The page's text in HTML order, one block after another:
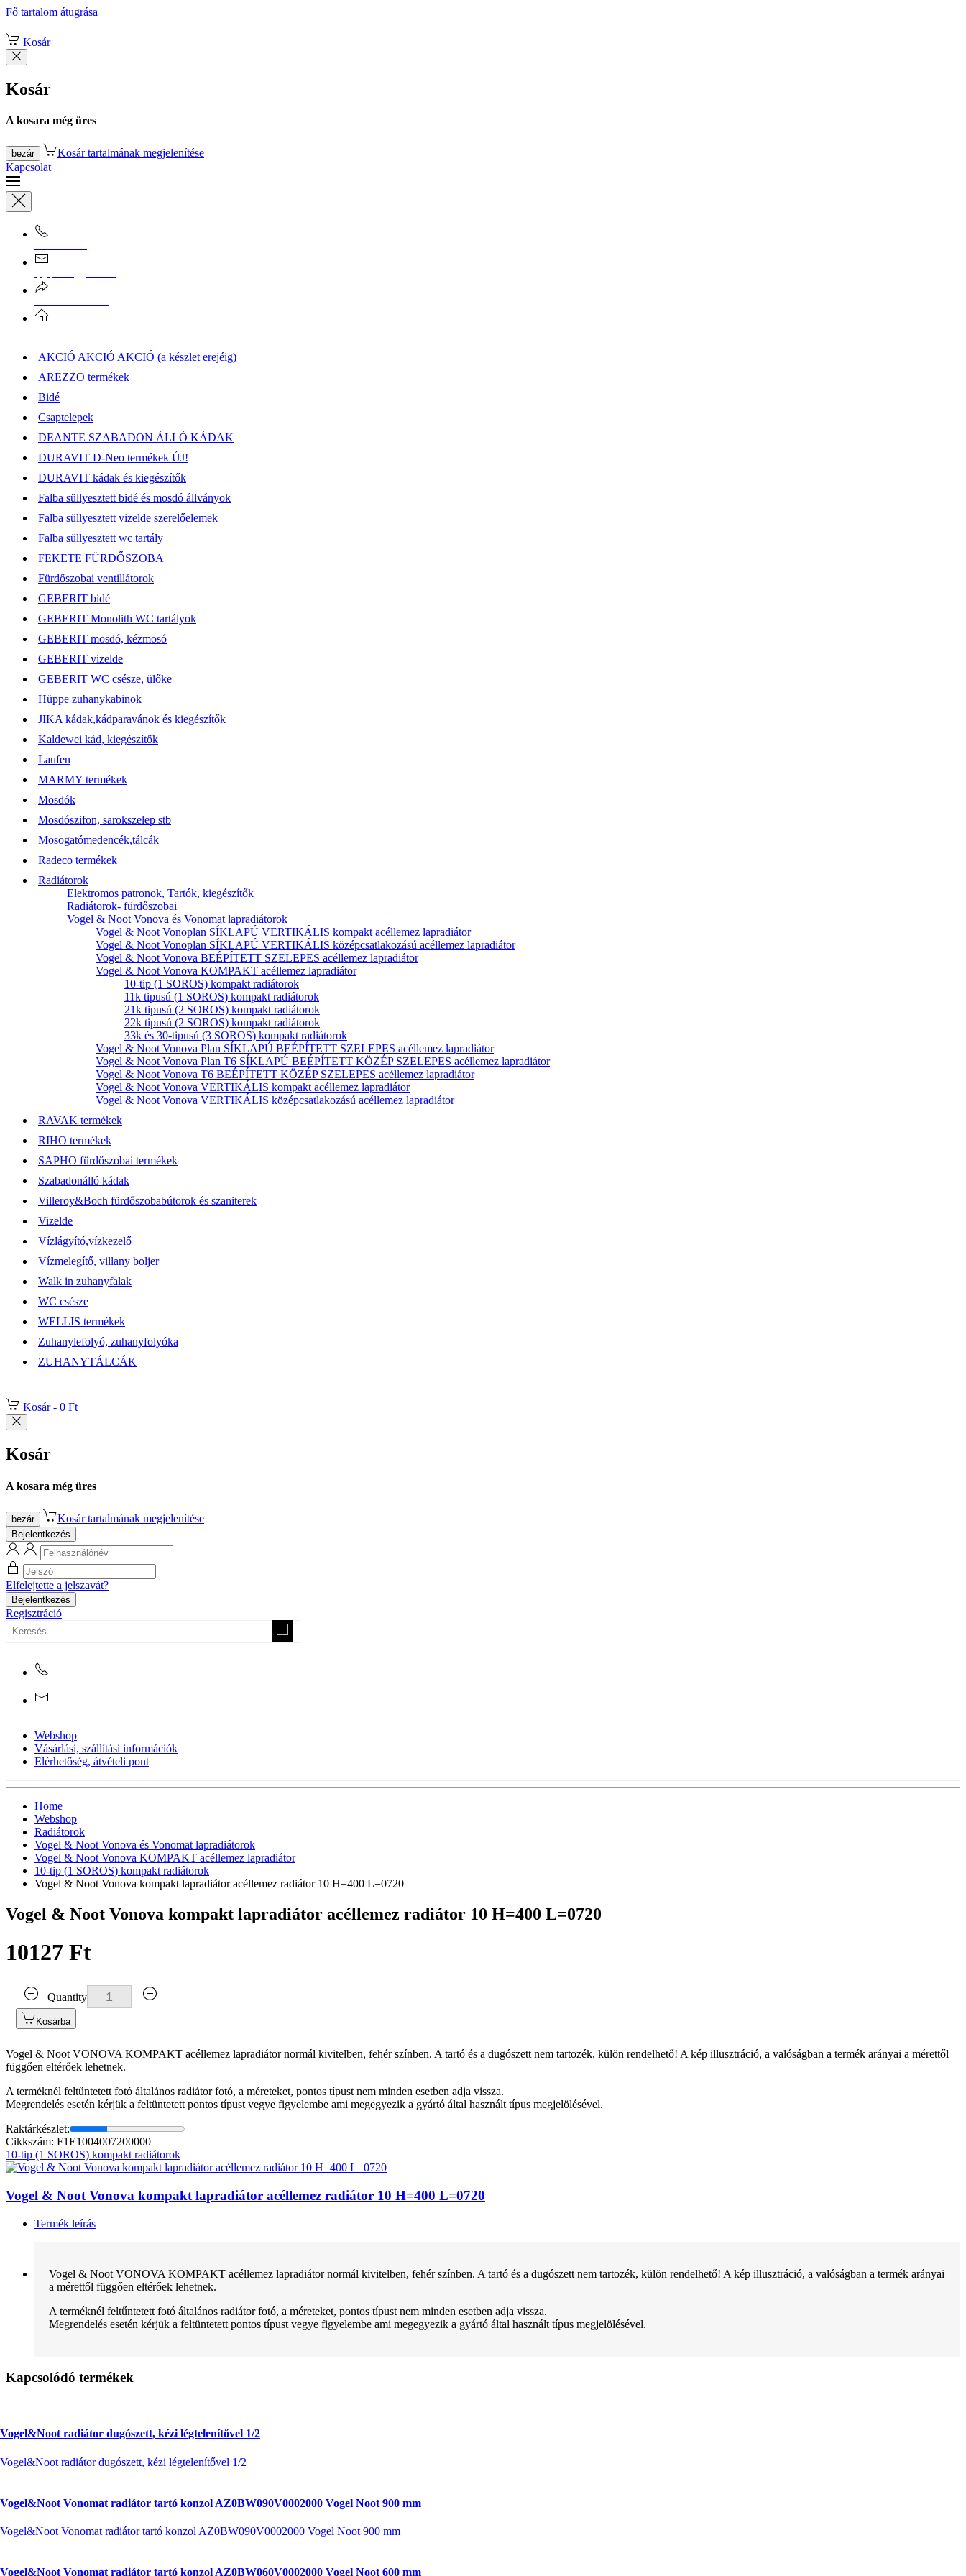
Fő tartalom átugrása
Kosár
Kosár
A kosara még üres
bezár
Kosár tartalmának megjelenítése
Kapcsolat
AKCIÓ AKCIÓ AKCIÓ (a készlet erejéig)
AREZZO termékek
Bidé
Csaptelepek
DEANTE SZABADON ÁLLÓ KÁDAK
DURAVIT D-Neo termékek ÚJ!
DURAVIT kádak és kiegészítők
Falba süllyesztett bidé és mosdó állványok
Falba süllyesztett vizelde szerelőelemek
Falba süllyesztett wc tartály
FEKETE FÜRDŐSZOBA
Fürdőszobai ventillátorok
GEBERIT bidé
GEBERIT Monolith WC tartályok
GEBERIT mosdó, kézmosó
GEBERIT vizelde
GEBERIT WC csésze, ülőke
Hüppe zuhanykabinok
JIKA kádak,kádparavánok és kiegészítők
Kaldewei kád, kiegészítők
Laufen
MARMY termékek
Mosdók
Mosdószifon, sarokszelep stb
Mosogatómedencék,tálcák
Radeco termékek
Radiátorok
Elektromos patronok, Tartók, kiegészítők
Radiátorok- fürdőszobai
Vogel & Noot Vonova és Vonomat lapradiátorok
Vogel & Noot Vonoplan SÍKLAPÚ VERTIKÁLIS kompakt acéllemez lapradiátor
Vogel & Noot Vonoplan SÍKLAPÚ VERTIKÁLIS középcsatlakozású acéllemez lapradiátor
Vogel & Noot Vonova BEÉPÍTETT SZELEPES acéllemez lapradiátor
Vogel & Noot Vonova KOMPAKT acéllemez lapradiátor
10-tip (1 SOROS) kompakt radiátorok
11k tipusú (1 SOROS) kompakt radiátorok
21k tipusú (2 SOROS) kompakt radiátorok
22k tipusú (2 SOROS) kompakt radiátorok
33k és 30-tipusú (3 SOROS) kompakt radiátorok
Vogel & Noot Vonova Plan SÍKLAPÚ BEÉPÍTETT SZELEPES acéllemez lapradiátor
Vogel & Noot Vonova Plan T6 SÍKLAPÚ BEÉPÍTETT KÖZÉP SZELEPES acéllemez lapradiátor
Vogel & Noot Vonova T6 BEÉPÍTETT KÖZÉP SZELEPES acéllemez lapradiátor
Vogel & Noot Vonova VERTIKÁLIS kompakt acéllemez lapradiátor
Vogel & Noot Vonova VERTIKÁLIS középcsatlakozású acéllemez lapradiátor
RAVAK termékek
RIHO termékek
SAPHO fürdőszobai termékek
Szabadonálló kádak
Villeroy&Boch fürdőszobabútorok és szaniterek
Vizelde
Vízlágyító,vízkezelő
Vízmelegítő, villany boljer
Walk in zuhanyfalak
WC csésze
WELLIS termékek
Zuhanylefolyó, zuhanyfolyóka
ZUHANYTÁLCÁK
Kosár - 0 Ft
Kosár
A kosara még üres
bezár Kosár tartalmának megjelenítése
Bejelentkezés
Elfelejtette a jelszavát?
Bejelentkezés
Regisztráció
Webshop
Vásárlási, szállítási információk
Elérhetőség, átvételi pont
Home
Webshop
Radiátorok
Vogel & Noot Vonova és Vonomat lapradiátorok
Vogel & Noot Vonova KOMPAKT acéllemez lapradiátor
10-tip (1 SOROS) kompakt radiátorok
Vogel & Noot Vonova kompakt lapradiátor acéllemez radiátor 10 H=400 L=0720
Vogel & Noot Vonova kompakt lapradiátor acéllemez radiátor 10 H=400 L=0720
10127 Ft
Quantity
Kosárba
Vogel & Noot VONOVA KOMPAKT acéllemez lapradiátor normál kivitelben, fehér színben. A tartó és a dugószett nem tartozék, külön rendelhető! A kép illusztráció, a valóságban a termék arányai a mérettől
függően eltérőek lehetnek.
A terméknél feltűntetett fotó általános radiátor fotó, a méreteket, pontos típust nem minden esetben adja vissza.
Megrendelés esetén kérjük a feltüntetett pontos típust vegye figyelembe ami megegyezik a gyártó által használt típus megjelölésével.
Raktárkészlet:
Cikkszám: F1E1004007200000
10-tip (1 SOROS) kompakt radiátorok
Vogel & Noot Vonova kompakt lapradiátor acéllemez radiátor 10 H=400 L=0720
Termék leírás
Vogel & Noot VONOVA KOMPAKT acéllemez lapradiátor normál kivitelben, fehér színben. A tartó és a dugószett nem tartozék, külön rendelhető! A kép illusztráció, a valóságban a termék arányai
a mérettől függően eltérőek lehetnek.
A terméknél feltűntetett fotó általános radiátor fotó, a méreteket, pontos típust nem minden esetben adja vissza.
Megrendelés esetén kérjük a feltüntetett pontos típust vegye figyelembe ami megegyezik a gyártó által használt típus megjelölésével.
Kapcsolódó termékek
Vogel&Noot radiátor dugószett, kézi légtelenítővel 1/2
Vogel&Noot radiátor dugószett, kézi légtelenítővel 1/2
Vogel&Noot Vonomat radiátor tartó konzol AZ0BW090V0002000 Vogel Noot 900 mm
Vogel&Noot Vonomat radiátor tartó konzol AZ0BW090V0002000 Vogel Noot 900 mm
Vogel&Noot Vonomat radiátor tartó konzol AZ0BW060V0002000 Vogel Noot 600 mm